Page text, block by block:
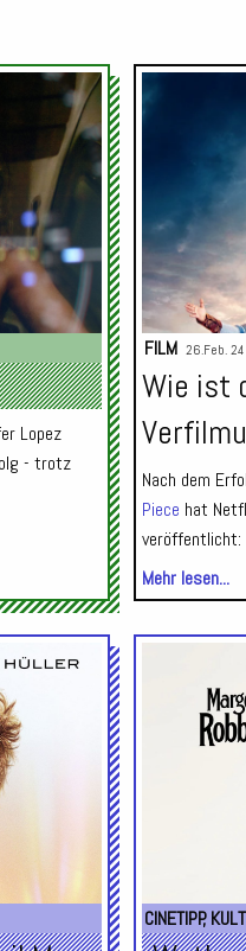
Audio-
Player
Lopez
- trotz
FILM 26.Feb.
Wie ist
Nach dem
Piece hat
veröffentlicht:
Mehr lesen...
Audio-
Player
CINETIPP,